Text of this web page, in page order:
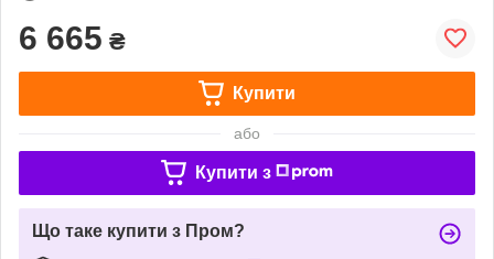
6 665 ₴
Купити
або
Купити з
Що таке купити з Пром?